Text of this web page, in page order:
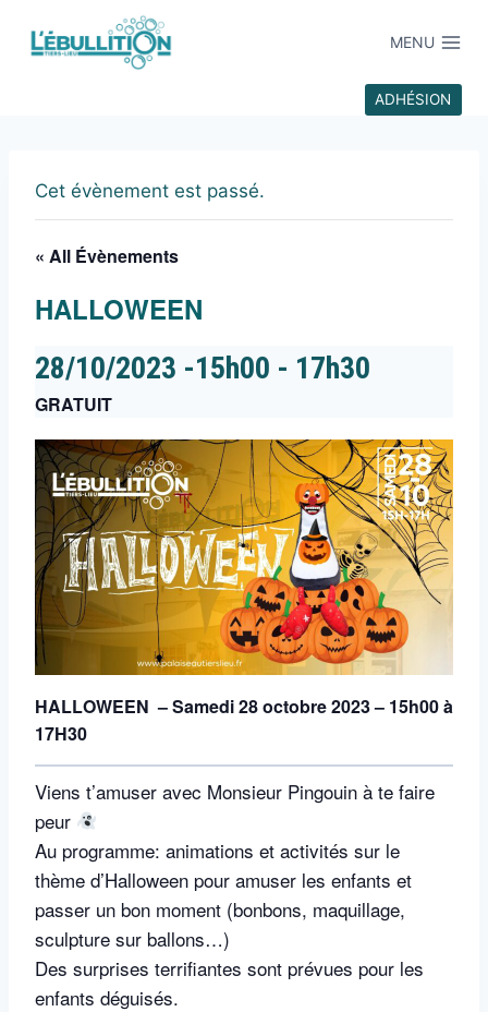
MENU
ADHÉSION
Cet évènement est passé.
« All Évènements
HALLOWEEN
28/10/2023 -15h00 - 17h30
GRATUIT
HALLOWEEN – Samedi 28 octobre 2023 – 15h00 à
17H30
Viens t’amuser avec Monsieur Pingouin à te faire
peur
Au programme: animations et activités sur le
thème d’Halloween pour amuser les enfants et
passer un bon moment (bonbons, maquillage,
sculpture sur ballons…)
Des surprises terrifiantes sont prévues pour les
enfants déguisés.